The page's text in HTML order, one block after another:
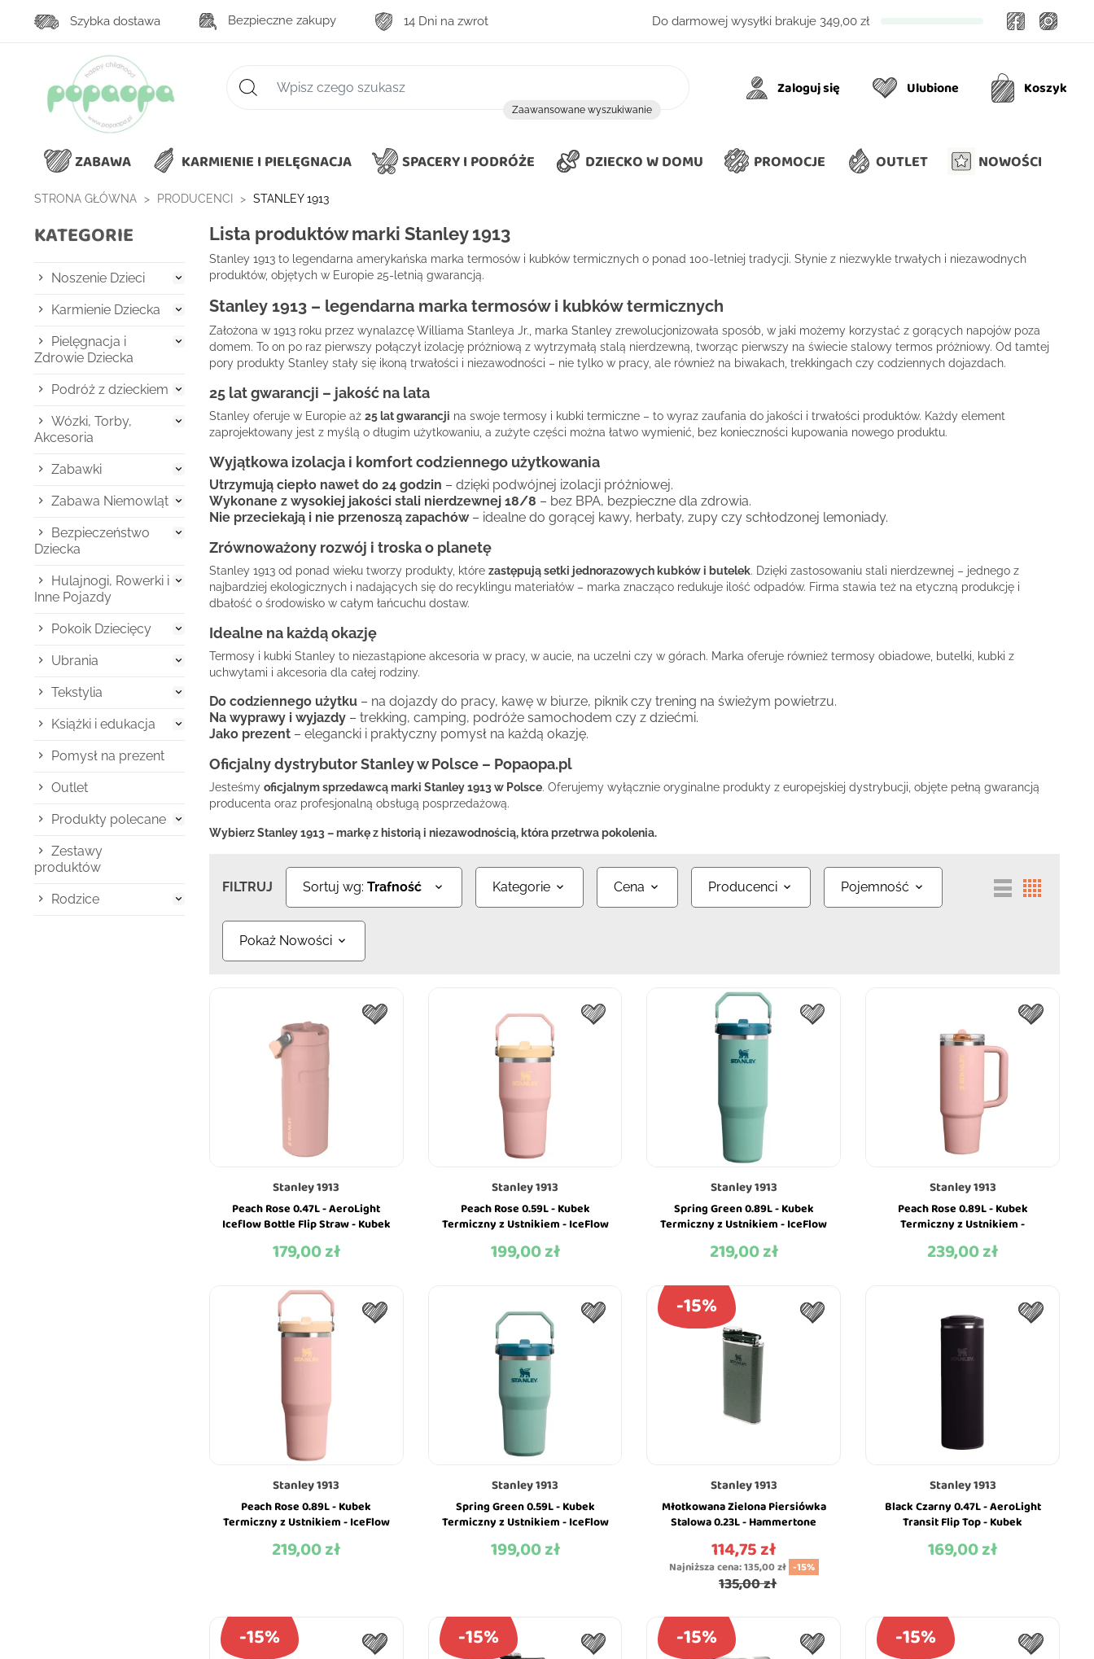
14 Dni na zwrot
Bezpieczne zakupy
Szybka dostawa Do darmowej wysyłki brakuje 349,00 zł Facebook
Zaawansowane wyszukiwanie
Zaawansowane wyszukiwanie
Zaloguj się UlubioneUlubione KoszykKoszyk
ZABAWA KARMIENIE I PIELĘGNACJA SPACERY I PODRÓŻE DZIECKO W DOMU PROMOCJE OUTLET NOWOŚCI
STRONA GŁÓWNA PRODUCENCI STANLEY 1913
KATEGORIE
Noszenie Dzieci 
Karmienie Dziecka 
Pielęgnacja i
Zdrowie Dziecka

Podróż z dzieckiem 
Wózki, Torby,
Akcesoria

Zabawki 
Zabawa Niemowląt 
Bezpieczeństwo
Dziecka

Hulajnogi, Rowerki i
Inne Pojazdy

Pokoik Dziecięcy 
Ubrania 
Tekstylia 
Książki i edukacja 
Pomysł na prezent
Outlet
Produkty polecane 
Zestawy
produktów
Rodzice 
Lista produktów marki Stanley 1913
Stanley 1913 to legendarna amerykańska marka termosów i kubków termicznych o ponad 100-letniej tradycji. Słynie z niezwykle trwałych i niezawodnych
produktów, objętych w Europie 25-letnią gwarancją.
Stanley 1913 – legendarna marka termosów i kubków termicznych
Założona w 1913 roku przez wynalazcę Williama Stanleya Jr., marka Stanley zrewolucjonizowała sposób, w jaki możemy korzystać z gorących napojów poza
domem. To on po raz pierwszy połączył izolację próżniową z wytrzymałą stalą nierdzewną, tworząc pierwszy na świecie stalowy termos próżniowy. Od tamtej
pory produkty Stanley stały się ikoną trwałości i niezawodności – nie tylko w pracy, ale również na biwakach, trekkingach czy codziennych dojazdach.
25 lat gwarancji – jakość na lata
Stanley oferuje w Europie aż 25 lat gwarancji na swoje termosy i kubki termiczne – to wyraz zaufania do jakości i trwałości produktów. Każdy element
zaprojektowany jest z myślą o długim użytkowaniu, a zużyte części można łatwo wymienić, bez konieczności kupowania nowego produktu.
Wyjątkowa izolacja i komfort codziennego użytkowania
Utrzymują ciepło nawet do 24 godzin – dzięki podwójnej izolacji próżniowej.
Wykonane z wysokiej jakości stali nierdzewnej 18/8 – bez BPA, bezpieczne dla zdrowia.
Nie przeciekają i nie przenoszą zapachów– idealne do gorącej kawy, herbaty, zupy czy schłodzonej lemoniady.
Zrównoważony rozwój i troska o planetę
Stanley 1913 od ponad wieku tworzy produkty, które zastępują setki jednorazowych kubków i butelek. Dzięki zastosowaniu stali nierdzewnej – jednego z
najbardziej ekologicznych i nadających się do recyklingu materiałów – marka znacząco redukuje ilość odpadów. Firma stawia też na etyczną produkcję i
dbałość o środowisko w całym łańcuchu dostaw.
Idealne na każdą okazję
Termosy i kubki Stanley to niezastąpione akcesoria w pracy, w aucie, na uczelni czy w górach. Marka oferuje również termosy obiadowe, butelki, kubki z
uchwytami i akcesoria dla całej rodziny.
Do codziennego użytku – na dojazdy do pracy, kawę w biurze, piknik czy trening na świeżym powietrzu.
Na wyprawy i wyjazdy – trekking, camping, podróże samochodem czy z dziećmi.
Jako prezent – elegancki i praktyczny pomysł na każdą okazję.
Oficjalny dystrybutor Stanley w Polsce – Popaopa.pl
Jesteśmy oficjalnym sprzedawcą marki Stanley 1913 w Polsce. Oferujemy wyłącznie oryginalne produkty z europejskiej dystrybucji, objęte pełną gwarancją
producenta oraz profesjonalną obsługą posprzedażową.
Wybierz Stanley 1913 – markę z historią i niezawodnością, która przetrwa pokolenia.
FILTRUJ Sortuj wg: Trafność  Kategorie Cena Producenci Pojemność
Pokaż Nowości
Stanley 1913
Peach Rose 0.47L - AeroLight
Iceflow Bottle Flip Straw - Kubek
Cena
179,00 zł
Stanley 1913
Peach Rose 0.59L - Kubek
Termiczny z Ustnikiem - IceFlow
Cena
199,00 zł
Stanley 1913
Spring Green 0.89L - Kubek
Termiczny z Ustnikiem - IceFlow
Cena
219,00 zł
Stanley 1913
Peach Rose 0.89L - Kubek
Termiczny z Ustnikiem -
Stanley
Cena
239,00 zł
Stanley 1913
Peach Rose 0.89L - Kubek
Termiczny z Ustnikiem - IceFlow
Cena
219,00 zł
Stanley 1913
Spring Green 0.59L - Kubek
Termiczny z Ustnikiem - IceFlow
Cena
199,00 zł
Stanley 1913
Młotkowana Zielona Piersiówka
Stalowa 0.23L - Hammertone
Cena
114,75 zł
Najniższa cena:135,00 zł -15%
135,00 zł
-15%
Stanley 1913
Black Czarny 0.47L - AeroLight
Transit Flip Top - Kubek
Cena
169,00 zł
-15% -15% -15% -15%